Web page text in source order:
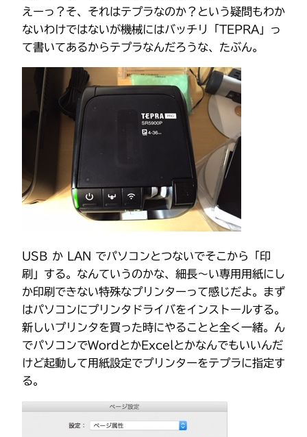
えーっ？そ、それはテプラなのか？という疑問もわか
ないわけではないが機械にはバッチリ「TEPRA」っ
て書いてあるからテプラなんだろうな、たぶん。
USB か LAN でパソコンとつないでそこから「印
刷」する。なんていうのかな、細長〜い専用用紙にし
か印刷できない特殊なプリンターって感じだよ。まず
はパソコンにプリンタドライバをインストールする。
新しいプリンタを買った時にやることと全く一緒。ん
でパソコンでWordとかExcelとかなんでもいいんだ
けど起動して用紙設定でプリンターをテプラに指定す
る。